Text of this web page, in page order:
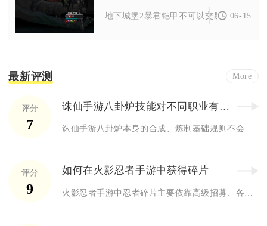
地下城堡2暴君铠甲不可以交易，它属于
06-15
最新评测 More
评分
7
诛仙手游八卦炉技能对不同职业有差异吗
诛仙手游八卦炉本身的合成、炼制基础规则不会因职业产生硬性数值...
评分
9
如何在火影忍者手游中获得碎片